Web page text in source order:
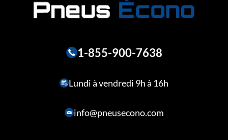
1-855-900-7638
Lundi à vendredi 9h à 16h
info@pneusecono.com